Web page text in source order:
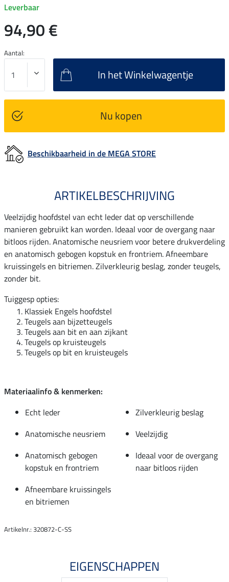
Leverbaar
94,90 €
Aantal:
In het Winkelwagentje
Nu kopen
Beschikbaarheid in de MEGA STORE
ARTIKELBESCHRIJVING
Veelzijdig hoofdstel van echt leder dat op verschillende
manieren gebruikt kan worden. Ideaal voor de overgang naar
bitloos rijden. Anatomische neusriem voor betere drukverdeling
en anatomisch gebogen kopstuk en frontriem. Afneembare
kruissingels en bitriemen. Zilverkleurig beslag, zonder teugels,
zonder bit.
Tuiggesp opties:
Klassiek Engels hoofdstel
Teugels aan bijzetteugels
Teugels aan bit en aan zijkant
Teugels op kruisteugels
Teugels op bit en kruisteugels
Materiaalinfo & kenmerken:
Echt leder
Zilverkleurig beslag
Anatomische neusriem
Veelzijdig
Anatomisch gebogen
kopstuk en frontriem
Ideaal voor de overgang
naar bitloos rijden
Afneembare kruissingels
en bitriemen
Artikelnr.: 320872-C-SS
EIGENSCHAPPEN